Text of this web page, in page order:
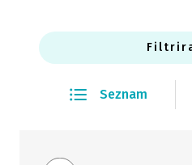
Seznam